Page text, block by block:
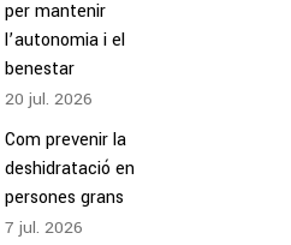
per mantenir
l’autonomia i el
benestar
20 jul. 2026
Com prevenir la
deshidratació en
persones grans
7 jul. 2026